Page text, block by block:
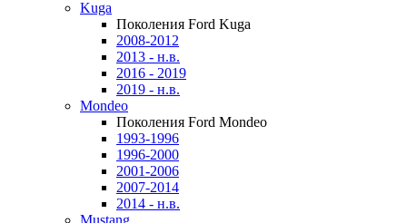
Kuga
Поколения Ford Kuga
2008-2012
2013 - н.в.
2016 - 2019
2019 - н.в.
Mondeo
Поколения Ford Mondeo
1993-1996
1996-2000
2001-2006
2007-2014
2014 - н.в.
Mustang